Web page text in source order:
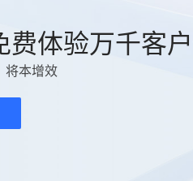
费体验万千客
将本增效